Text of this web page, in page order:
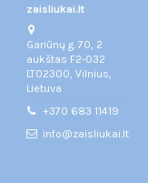
zaisliukai.lt
Gariūnų g. 70, 2
aukštas F2-032
LT02300, Vilnius,
Lietuva
+370 683 11419
info@zaisliukai.lt